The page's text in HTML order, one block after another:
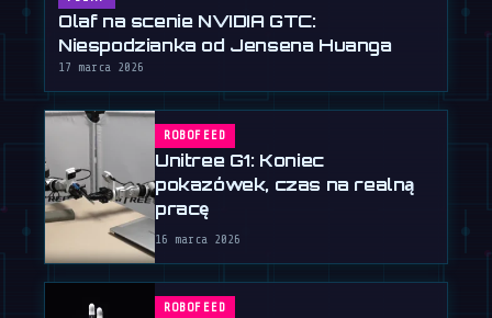
Olaf na scenie NVIDIA GTC:
Niespodzianka od Jensena Huanga
17 marca 2026
ROBOFEED
Unitree G1: Koniec
pokazówek, czas na realną
pracę
16 marca 2026
ROBOFEED